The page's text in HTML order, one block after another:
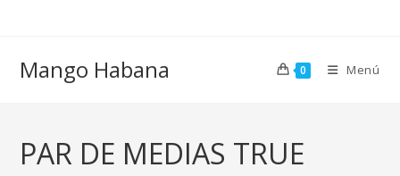
Mango Habana 0 Menú
PAR DE MEDIAS TRUE